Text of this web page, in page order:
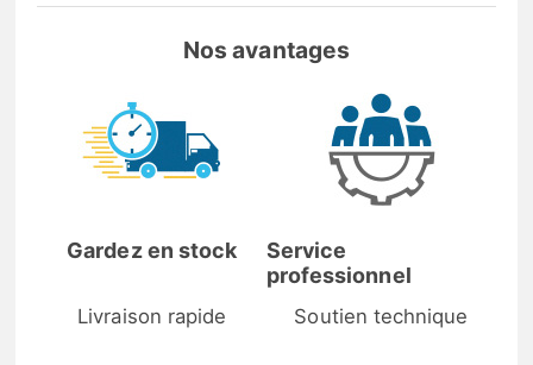
Nos avantages
Gardez en stock
Livraison rapide
Service
professionnel
Soutien technique